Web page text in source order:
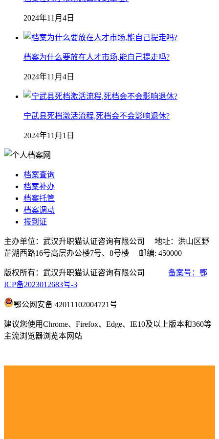
2024年11月4日
档案为什么要放在人才市场,能自己提走吗?
2024年11月4日
宁武县死档激活流程,死档会不会影响退休?
2024年11月1日
档案查询
档案补办
档案托管
档案调动
报到证
主办单位：武汉升职猫认证咨询有限公司 地址：洪山区野
芷湖西路16号高层办公楼7号、8号楼 邮编: 450000
版权所有：武汉升职猫认证咨询有限公司 备案号：鄂
ICP备2023012683号-3
鄂公网安备 42011102004721号
建议您使用Chrome、Firefox、Edge、IE10及以上版本和360等
主流浏览器浏览本网站